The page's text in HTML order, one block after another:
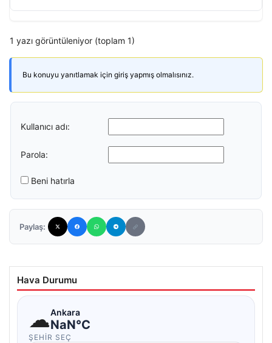
1 yazı görüntüleniyor (toplam 1)
Bu konuyu yanıtlamak için giriş yapmış olmalısınız.
Kullanıcı adı:
Parola:
Beni hatırla
Paylaş:
Hava Durumu
☁Ankara
NaN°C
ŞEHIR SEÇ